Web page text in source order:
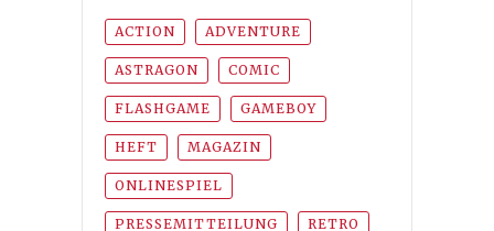
ACTION ADVENTURE
ASTRAGON COMIC
FLASHGAME GAMEBOY
HEFT MAGAZIN
ONLINESPIEL
PRESSEMITTEILUNG RETRO